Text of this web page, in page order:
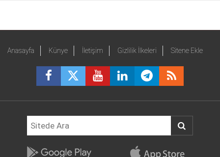
Anasayfa Künye İletişim Gizlilik İlkeleri Sitene Ekle